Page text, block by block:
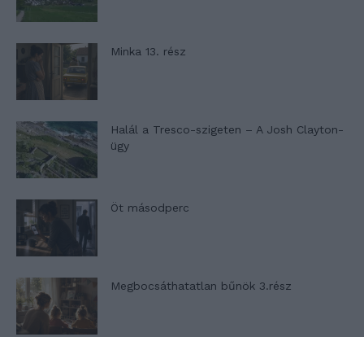
Minka 13. rész
Halál a Tresco-szigeten – A Josh Clayton-
ügy
Öt másodperc
Megbocsáthatatlan bűnök 3.rész